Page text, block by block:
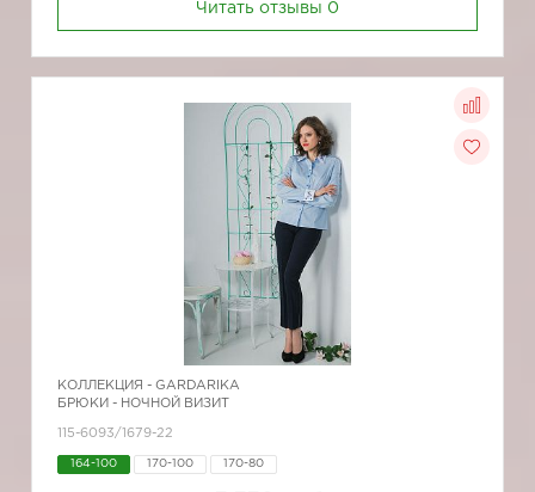
Читать отзывы 0
КОЛЛЕКЦИЯ - GARDARIKA
БРЮКИ - НОЧНОЙ ВИЗИТ
115-6093/1679-22
164-100 170-100 170-80